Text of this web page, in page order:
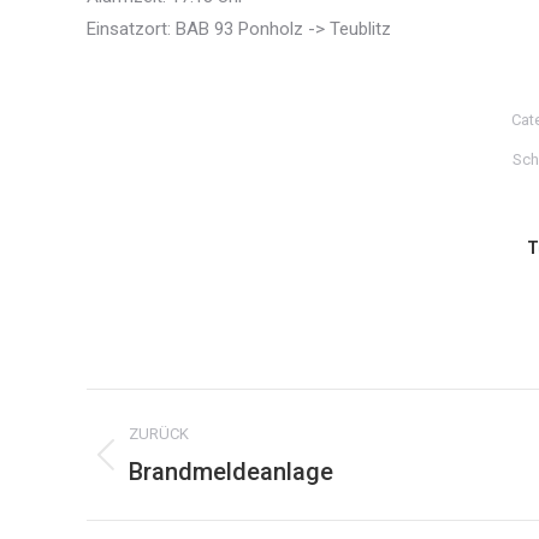
Einsatzort: BAB 93 Ponholz -> Teublitz
Kommentarnavigation
ZURÜCK
Vorheriger
Brandmeldeanlage